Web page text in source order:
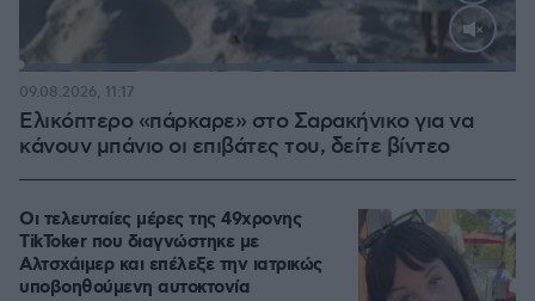
Loaded
Ελικόπτερο «πάρκαρε» στο Σαρακήνικο για να
κάνουν μπάνιο οι επιβάτες του, δείτε βίντεο
09.08.2026, 11:17
Οι τελευταίες μέρες της 49χρονης
TikToker που διαγνώστηκε με
Αλτσχάιμερ και επέλεξε την ιατρικώς
υποβοηθούμενη αυτοκτονία